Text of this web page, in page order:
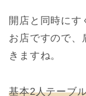
開店と同時にす
お店ですので、
きますね。
基本2人テーブ